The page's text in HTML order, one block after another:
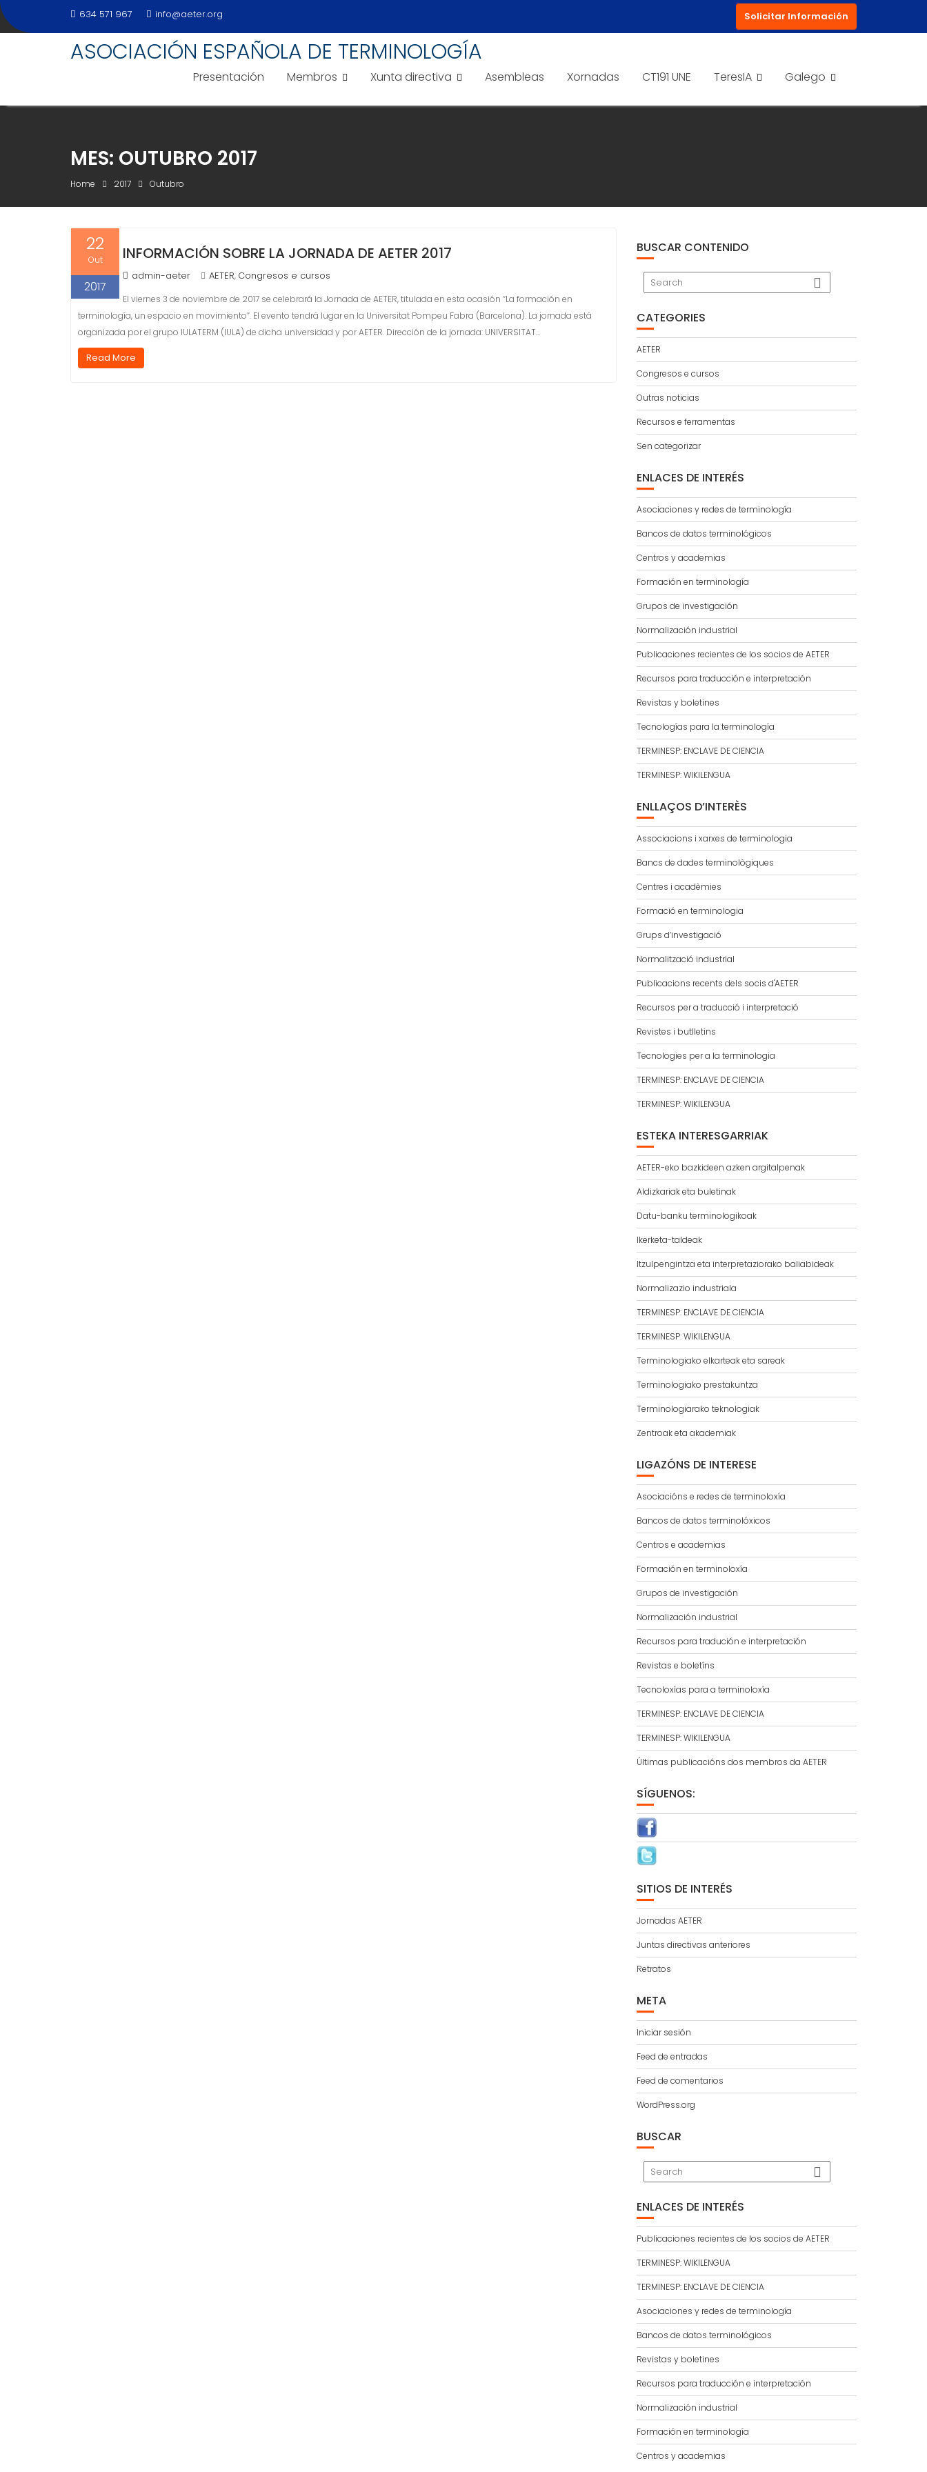
Skip
to
634 571 967 info@aeter.org Solicitar Información
ASOCIACIÓN ESPAÑOLA DE TERMINOLOGÍA
Presentación Membros Xunta directiva Asembleas Xornadas CT191 UNE TeresIA Galego
MES: OUTUBRO 2017
Home 2017 Outubro
22
Out
2017
INFORMACIÓN SOBRE LA JORNADA DE AETER 2017
admin-aeter AETER, Congresos e cursos
El viernes 3 de noviembre de 2017 se celebrará la Jornada de AETER, titulada en esta ocasión “La formación en
terminología, un espacio en movimiento”. El evento tendrá lugar en la Universitat Pompeu Fabra (Barcelona). La jornada está
organizada por el grupo IULATERM (IULA) de dicha universidad y por AETER. Dirección de la jornada: UNIVERSITAT…
Read More
BUSCAR CONTENIDO
CATEGORIES
AETER
Congresos e cursos
Outras noticias
Recursos e ferramentas
Sen categorizar
ENLACES DE INTERÉS
Asociaciones y redes de terminología
Bancos de datos terminológicos
Centros y academias
Formación en terminología
Grupos de investigación
Normalización industrial
Publicaciones recientes de los socios de AETER
Recursos para traducción e interpretación
Revistas y boletines
Tecnologías para la terminología
TERMINESP: ENCLAVE DE CIENCIA
TERMINESP: WIKILENGUA
ENLLAÇOS D’INTERÈS
Associacions i xarxes de terminologia
Bancs de dades terminològiques
Centres i acadèmies
Formació en terminologia
Grups d’investigació
Normalització industrial
Publicacions recents dels socis d'AETER
Recursos per a traducció i interpretació
Revistes i butlletins
Tecnologies per a la terminologia
TERMINESP: ENCLAVE DE CIENCIA
TERMINESP: WIKILENGUA
ESTEKA INTERESGARRIAK
AETER-eko bazkideen azken argitalpenak
Aldizkariak eta buletinak
Datu-banku terminologikoak
Ikerketa-taldeak
Itzulpengintza eta interpretaziorako baliabideak
Normalizazio industriala
TERMINESP: ENCLAVE DE CIENCIA
TERMINESP: WIKILENGUA
Terminologiako elkarteak eta sareak
Terminologiako prestakuntza
Terminologiarako teknologiak
Zentroak eta akademiak
LIGAZÓNS DE INTERESE
Asociacións e redes de terminoloxía
Bancos de datos terminolóxicos
Centros e academias
Formación en terminoloxía
Grupos de investigación
Normalización industrial
Recursos para tradución e interpretación
Revistas e boletíns
Tecnoloxías para a terminoloxía
TERMINESP: ENCLAVE DE CIENCIA
TERMINESP: WIKILENGUA
Últimas publicacións dos membros da AETER
SÍGUENOS:
SITIOS DE INTERÉS
Jornadas AETER
Juntas directivas anteriores
Retratos
META
Iniciar sesión
Feed de entradas
Feed de comentarios
WordPress.org
BUSCAR
ENLACES DE INTERÉS
Publicaciones recientes de los socios de AETER
TERMINESP: WIKILENGUA
TERMINESP: ENCLAVE DE CIENCIA
Asociaciones y redes de terminología
Bancos de datos terminológicos
Revistas y boletines
Recursos para traducción e interpretación
Normalización industrial
Formación en terminología
Centros y academias